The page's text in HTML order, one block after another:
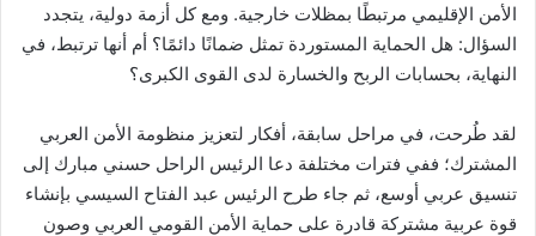
الأمن الإقليمي مرتبطًا بمظلات خارجية. ومع كل أزمة دولية، يتجدد
السؤال: هل الحماية المستوردة تمثل ضمانًا دائمًا؟ أم أنها ترتبط، في
النهاية، بحسابات الربح والخسارة لدى القوى الكبرى؟
لقد طُرحت، في مراحل سابقة، أفكار لتعزيز منظومة الأمن العربي
المشترك؛ ففي فترات مختلفة دعا الرئيس الراحل حسني مبارك إلى
تنسيق عربي أوسع، ثم جاء طرح الرئيس عبد الفتاح السيسي بإنشاء
قوة عربية مشتركة قادرة على حماية الأمن القومي العربي وصون